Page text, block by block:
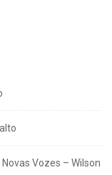
Vozes – Wilson